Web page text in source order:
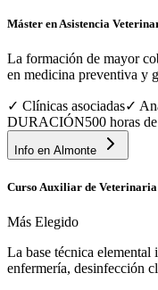
Máster en Asistencia
La formación de mayor
en medicina preventiva y
✓ Clínicas asociadas✓
DURACIÓN500 horas
Info en Almonte
Curso Auxiliar de Veterinaria
Más Elegido
La base técnica elemental
enfermería, desinfección